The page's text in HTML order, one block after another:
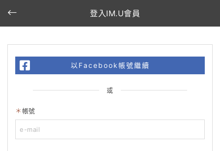
登入IM.U會員
以Facebook帳號繼續
或
帳號